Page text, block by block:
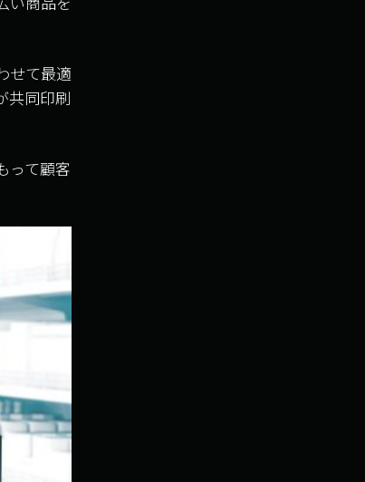
せて最適
共同印刷
って顧客